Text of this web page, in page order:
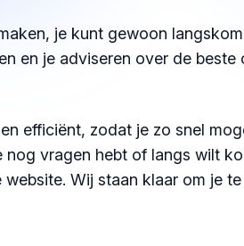
je kunt gewoon
en je adviseren over de
efficiënt, zodat je zo snel
nog vragen hebt of langs wilt
Wij staan klaar om je te